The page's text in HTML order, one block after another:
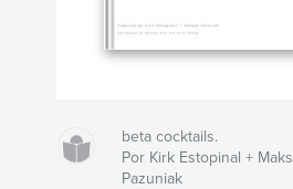
beta cocktails.
Por Kirk Estopinal + Maks
Pazuniak